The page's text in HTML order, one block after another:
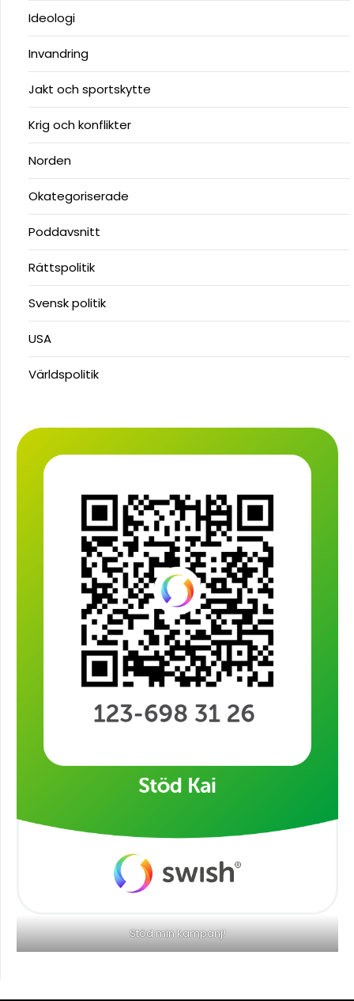
Ideologi
Invandring
Jakt och sportskytte
Krig och konflikter
Norden
Okategoriserade
Poddavsnitt
Rättspolitik
Svensk politik
USA
Världspolitik
Stöd min kampanj!